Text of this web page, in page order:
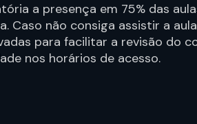
a presença em 75% das
Caso não consiga assistir a
para facilitar a revisão do
nos horários de acesso.